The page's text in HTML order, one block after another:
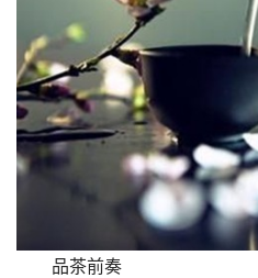
品茶前奏